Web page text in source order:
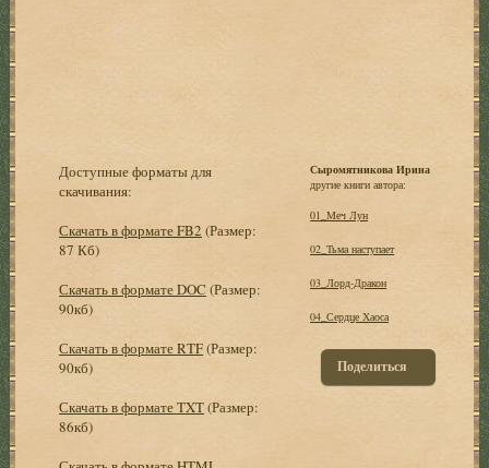
Доступные форматы для
скачивания:
Скачать в формате FB2 (Размер:
87 Кб)
Скачать в формате DOC (Размер:
90кб)
Скачать в формате RTF(Размер:
90кб)
Скачать в формате TXT(Размер:
86кб)
Сыромятникова Ирина
другие книги автора:
01_Меч Лун
02_Тьма наступает
03_Лорд-Дракон
04_Сердце Хаоса
Поделиться